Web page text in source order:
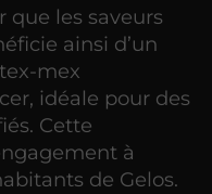
les saveurs
ainsi d’un
mex
idéale pour des
Cette
à
de Gelos.